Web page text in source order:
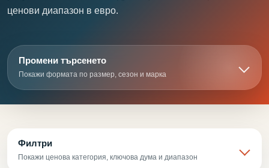
ценови диапазон в евро.
Промени търсенето
Покажи формата по размер, сезон и марка
Филтри
Покажи ценова категория, ключова дума и диапазон